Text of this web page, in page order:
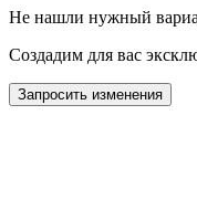
Не нашли нужный
Создадим для вас
Запросить изменения